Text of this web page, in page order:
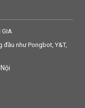
GIA
đầu như Pongbot, Y&T,